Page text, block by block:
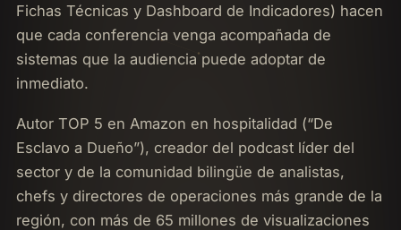
Fichas Técnicas y Dashboard de Indicadores) hacen
que cada conferencia venga acompañada de
sistemas que la audiencia puede adoptar de
inmediato.
Autor TOP 5 en Amazon en hospitalidad (“De
Esclavo a Dueño”), creador del podcast líder del
sector y de la comunidad bilingüe de analistas,
chefs y directores de operaciones más grande de la
región, con más de 65 millones de visualizaciones